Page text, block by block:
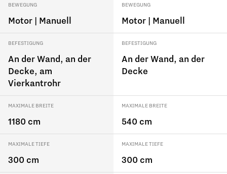
BEWEGUNG
Motor | Manuell
BEWEGUNG
Motor | Manuell
BEFESTIGUNG
An der Wand, an der
Decke, am
Vierkantrohr
BEFESTIGUNG
An der Wand, an der
Decke
MAXIMALE BREITE
1180 cm
MAXIMALE BREITE
540 cm
MAXIMALE TIEFE
300 cm
MAXIMALE TIEFE
300 cm